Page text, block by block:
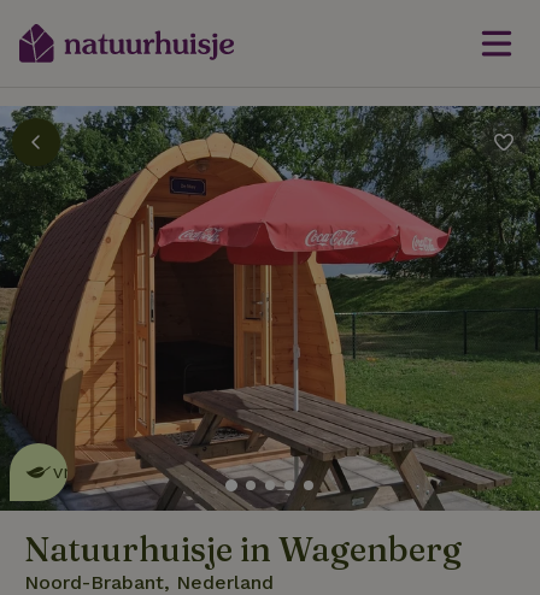
Dit natuurhuisje is eco-
vriendelijklees meer
Natuurhuisje in Wagenberg
Noord-Brabant, Nederland